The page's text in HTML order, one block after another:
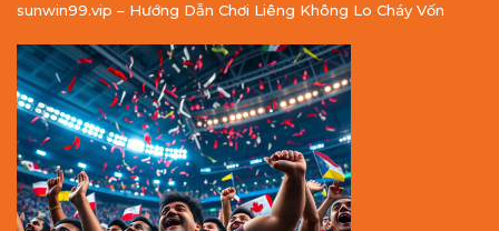
sunwin99.vip – Hướng Dẫn Chơi Liêng Không Lo Cháy Vốn